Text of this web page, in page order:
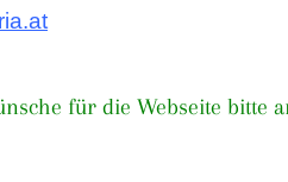
für die Webseite bitte